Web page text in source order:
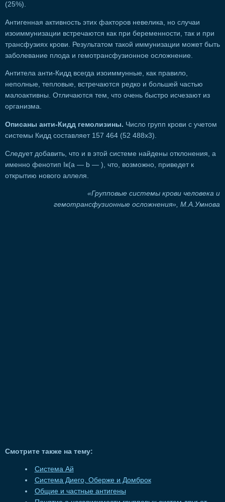
(25%).
Антигенная активность этих факторов невелика, но случаи
изоиммунизации встречаются как при беременности, так и при
трансфузиях крови. Результатом такой иммунизации может быть
заболевание плода и гемотрансфузионное осложнение.
Антитела анти-Кидд всегда изоиммунные, как правило,
неполные, тепловые, встречаются редко и большей частью
малоактивны. Отличаются тем, что очень быстро исчезают из
организма.
Описаны анти-Кидд гемолизины. Число групп крови с учетом
системы Кидд составляет 157 464 (52 488х3).
Следует добавить, что и в этой системе найдены отклонения, а
именно фенотип Iк(а — b — ), что, возможно, приведет к
открытию нового аллеля.
«Групповые системы крови человека и
гемотрансфузионные осложнения», М.А.Умнова
Смотрите также на тему:
Система Ай
Система Диего, Оберже и Домброк
Общие и частные антигены